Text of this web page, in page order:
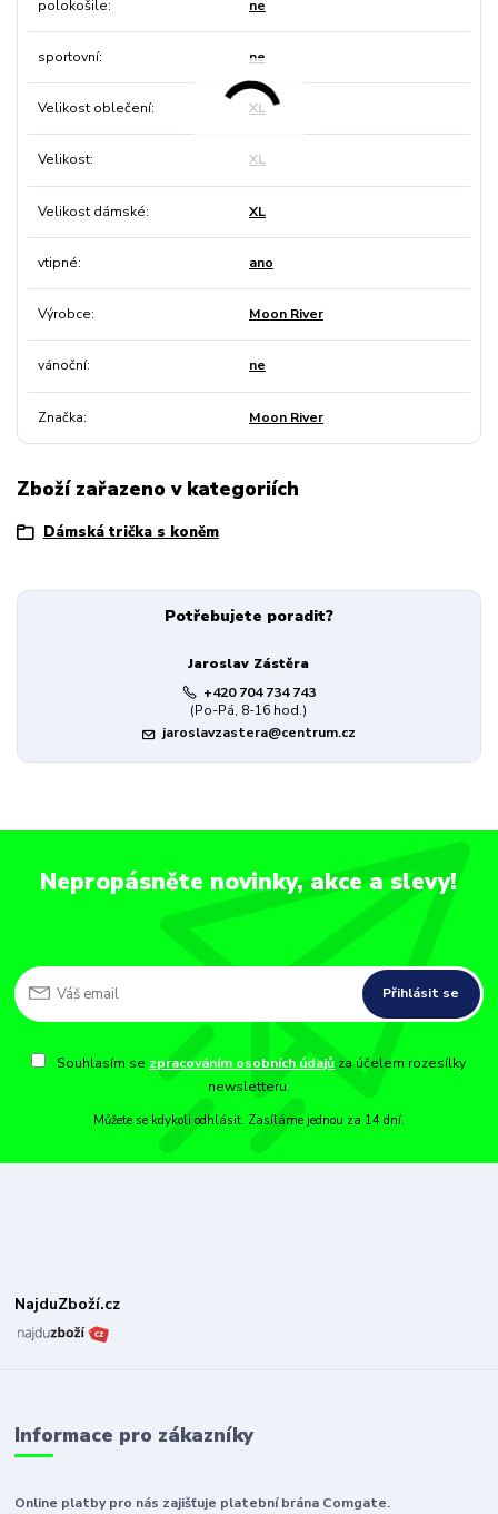
polokošile ne
sportovní ne
Velikost oblečení XL
Velikost XL
Velikost dámské XL
vtipné ano
Výrobce Moon River
vánoční ne
Značka Moon River
Zboží zařazeno v kategoriích
Dámská trička s koněm
Potřebujete poradit?
Jaroslav Zástěra
+420 704 734 743
(Po-Pá, 8-16 hod.)
jaroslavzastera@centrum.cz
Nepropásněte novinky, akce a slevy!
Přihlásit se
Souhlasím se zpracováním osobních údajů za účelem rozesílky
newsletteru.
Můžete se kdykoli odhlásit. Zasíláme jednou za 14 dní.
NajduZboží.cz
Informace pro zákazníky
Online platby pro nás zajišťuje platební brána Comgate.